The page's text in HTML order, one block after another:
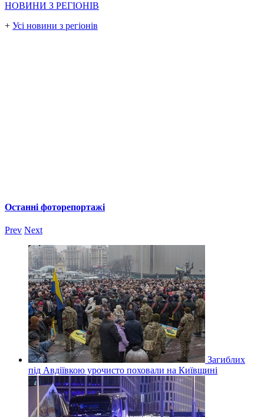
НОВИНИ З РЕГІОНІВ
+ Усі новини з регіонів
Останні фоторепортажі
Prev Next
Загиблих
під Авдіївкою урочисто поховали на Київщині